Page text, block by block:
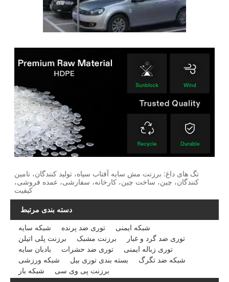
تگ های داغ: برزنت مش سایه آفتاب سیاه، تولید کنندگان، تامین
کنندگان، چین، ساخت چین، کارخانه، سفارشی، عمده فروشی،
کیفیت
دسته بندی مرتبط
شبکه سایه
توری ضد پرنده
شبکه ایمنی
برزنت پلی اتیلن
برزنت مشبک
توری ضد گرد و غبار
بادبان سایه
توری ضد حشرات
توری زباله ایمنی
شبکه ورزشی
بسته بندی توری بیل
شبکه ضد تگرگ
شبکه بار
برزنت پی وی سی